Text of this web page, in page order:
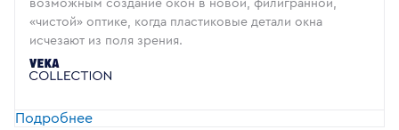
возможным создание окон в новой, филигранной,
«чистой» оптике, когда пластиковые детали окна
исчезают из поля зрения.
Подробнее